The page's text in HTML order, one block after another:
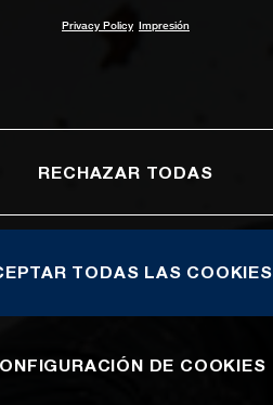
Privacy Policy Impresión
RECHAZAR TODAS
TODAS LAS COOKIES
DE COOKIES